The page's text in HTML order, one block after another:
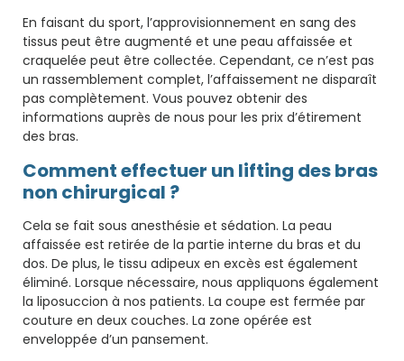
En faisant du sport, l’approvisionnement en sang des
tissus peut être augmenté et une peau affaissée et
craquelée peut être collectée. Cependant, ce n’est pas
un rassemblement complet, l’affaissement ne disparaît
pas complètement. Vous pouvez obtenir des
informations auprès de nous pour les prix d’étirement
des bras.
Comment effectuer un lifting des bras
non chirurgical ?
Cela se fait sous anesthésie et sédation. La peau
affaissée est retirée de la partie interne du bras et du
dos. De plus, le tissu adipeux en excès est également
éliminé. Lorsque nécessaire, nous appliquons également
la liposuccion à nos patients. La coupe est fermée par
couture en deux couches. La zone opérée est
enveloppée d’un pansement.